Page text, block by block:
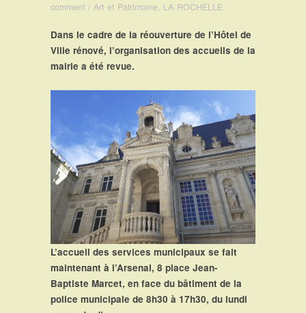
comment / Art et Patrimoine, LA ROCHELLE
Dans le cadre de la réouverture de l’Hôtel de
Ville rénové, l’organisation des accueils de la
mairie a été revue.
L’accueil des services municipaux se fait
maintenant à l’Arsenal, 8 place Jean-
Baptiste Marcet, en face du bâtiment de la
police municipale de 8h30 à 17h30, du lundi